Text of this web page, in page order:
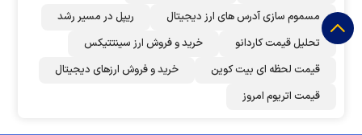
مسموم سازی آدرس های ارز دیجیتال
ریپل در مسیر رشد
تحلیل قیمت کاردانو
خرید و فروش ارز سینتتیکس
قیمت لحظه ای بیت کوین
خرید و فروش ارزهای دیجیتال
قیمت اتریوم امروز